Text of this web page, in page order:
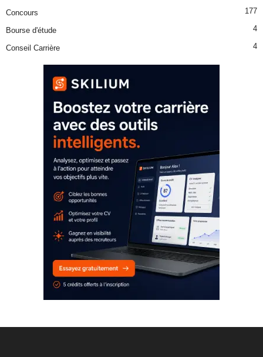
Concours 177
Bourse d'étude 4
Conseil Carrière 4